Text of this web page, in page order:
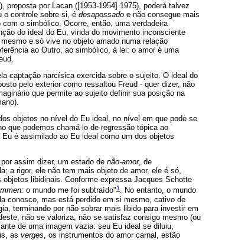
proposta por Lacan ([1953-1954] 1975), poderá talvez
o controle sobre si, é desapossado e não consegue mais
com o simbólico. Ocorre, então, uma verdadeira
do ideal do Eu, vinda do movimento inconsciente
e só vive no objeto amado numa relação
ao Outro, ao simbólico, à lei: o amor é uma
captação narcísica exercida sobre o sujeito. O ideal do
pelo exterior como ressaltou Freud - quer dizer, não
que permite ao sujeito definir sua posição na
objetos no nível do Eu ideal, no nível em que pode se
que podemos chamá-lo de regressão tópica ao
é assimilado ao Eu ideal como um dos objetos
assim dizer, um estado de não-amor, de
a rigor, ele não tem mais objeto de amor, ele é só,
objetos libidinais. Conforme expressa Jacques Schotte
o mundo me foi subtraído"1 . No entanto, o mundo
conosco, mas está perdido em si mesmo, cativo de
terminando por não sobrar mais libido para investir em
não se valoriza, não se satisfaz consigo mesmo (ou
de uma imagem vazia: seu Eu ideal se diluiu,
as verges , os instrumentos do amor carnal, estão